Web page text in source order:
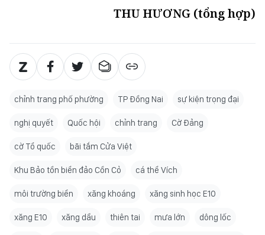
THU HƯƠNG (tổng hợp)
chỉnh trang phố phường TP Đồng Nai sự kiện trọng đại
nghị quyết Quốc hội chỉnh trang Cờ Đảng
cờ Tổ quốc bãi tắm Cửa Việt
Khu Bảo tồn biển đảo Cồn Cỏ cá thể Vích
môi trường biển xăng khoáng xăng sinh học E10
xăng E10 xăng dầu thiên tai mưa lớn dông lốc